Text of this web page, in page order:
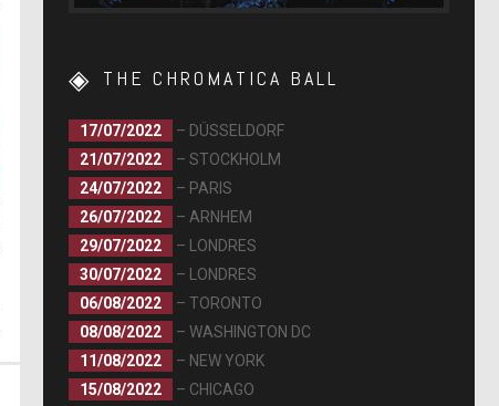
THE CHROMATICA BALL
17/07/2022
– DÜSSELDORF
21/07/2022
– STOCKHOLM
24/07/2022
– PARIS
26/07/2022
– ARNHEM
29/07/2022
– LONDRES
30/07/2022
– LONDRES
06/08/2022
– TORONTO
08/08/2022
– WASHINGTON DC
11/08/2022
– NEW YORK
15/08/2022
– CHICAGO